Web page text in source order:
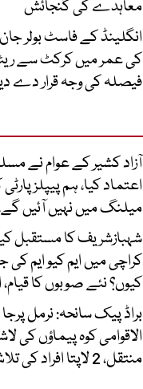
معاہدے کی گنجائش
کی عمر میں کرکٹ سے
فیصلہ کی وجہ قرار دے
آزاد کشیر کے عوام نے
اعتماد کیا، ہم پیپلز
میلنگ میں نہیں آئیں
شہبازشریف کا مستقبل
کراچی میں ایم کیو ایم
کیوں؟ نئے صوبوں کا قیام،
الاقوامی کوہ پیماؤں کی
منتقل، 2 لاپتا افراد کی تلاش جاری